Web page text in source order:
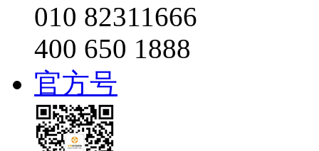
010 82311666
400 650 1888
官方号